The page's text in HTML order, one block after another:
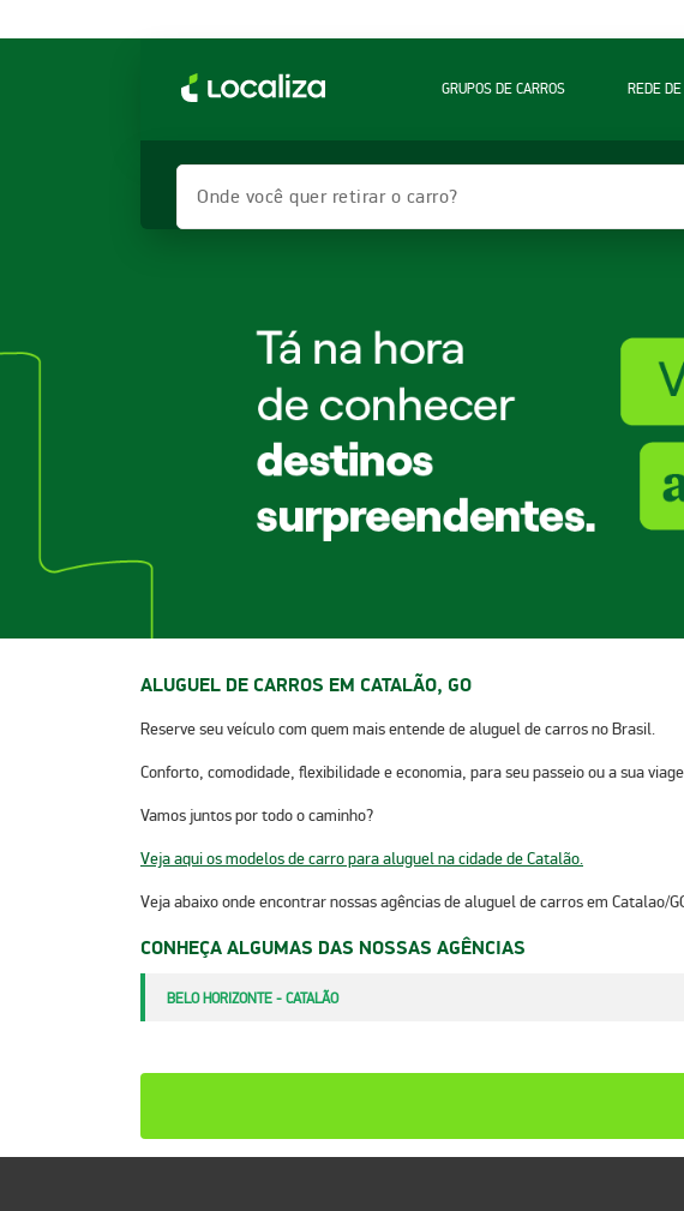
GRUPOS DE CARROS
REDE
Onde você quer retirar o carro?
ALUGUEL DE CARROS EM CATALÃO, GO
Reserve seu veículo com quem mais entende de aluguel de carros no Brasil.
Conforto, comodidade, flexibilidade e economia, para seu passeio ou a sua
Vamos juntos por todo o caminho?
Veja aqui os modelos de carro para aluguel na cidade de Catalão.
Veja abaixo onde encontrar nossas agências de aluguel de carros em Catalao/
CONHEÇA ALGUMAS DAS NOSSAS AGÊNCIAS
BELO HORIZONTE - CATALÃO